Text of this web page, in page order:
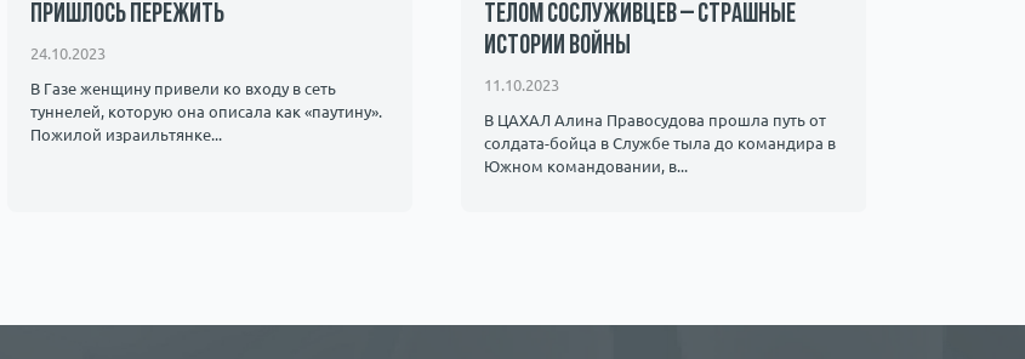
пришлось пережить
24.10.2023
В Газе женщину привели ко входу в сеть
туннелей, которую она описала как «паутину».
Пожилой израильтянке...
телом сослуживцев – страшные
истории войны
11.10.2023
В ЦАХАЛ Алина Правосудова прошла путь от
солдата-бойца в Службе тыла до командира в ​​
Южном командовании, в...